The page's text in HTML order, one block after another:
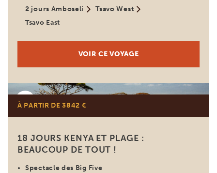
2 jours Amboseli
Tsavo West
Tsavo East
VOIR CE VOYAGE
Kenya
À PARTIR DE 3842 €
18 JOURS KENYA ET PLAGE :
BEAUCOUP DE TOUT !
Spectacle des Big Five